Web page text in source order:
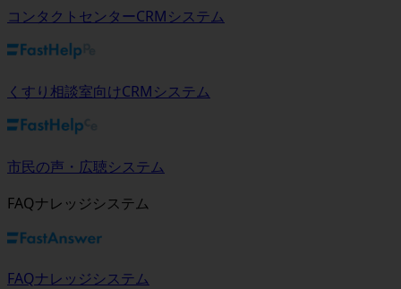
コンタクトセンターCRMシステム
くすり相談室向けCRMシステム
市民の声・広聴システム
FAQナレッジシステム
FAQナレッジシステム